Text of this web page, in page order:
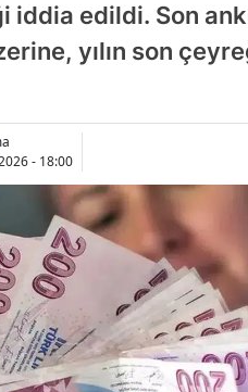
edildi. Son
yılın son
- 18:00